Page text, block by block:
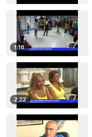
1:16
2:22